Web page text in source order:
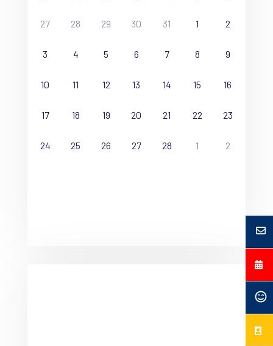
27 28 29 30 31 1 2
3 4 5 6 7 8 9
10 11 12 13 14 15 16
17 18 19 20 21 22 23
24 25 26 27 28 1 2